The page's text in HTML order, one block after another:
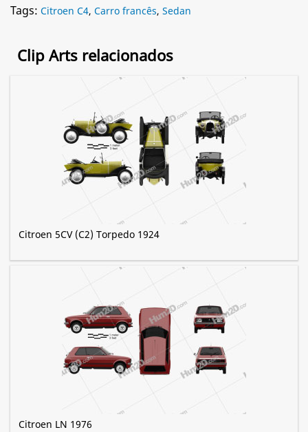
Tags: Citroen C4, Carro francês, Sedan
Clip Arts relacionados
Citroen 5CV (C2) Torpedo 1924
Citroen LN 1976